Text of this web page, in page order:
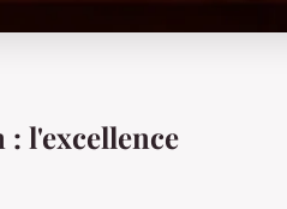
: l'excellence